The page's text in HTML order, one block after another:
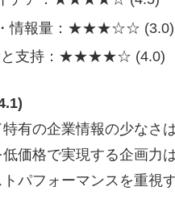
・情報量：★★★☆☆ (3.0)
と支持：★★★★☆ (4.0)
有の企業情報の少なさ
価格で実現する企画力
パフォーマンスを重視